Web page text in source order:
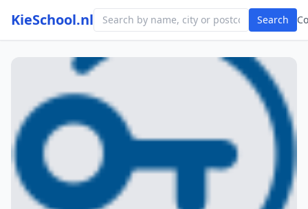
KieSchool.nl Search